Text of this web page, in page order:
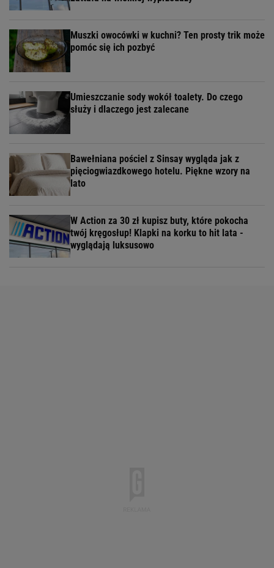
Muszki owocówki w kuchni? Ten prosty trik może
pomóc się ich pozbyć
Umieszczanie sody wokół toalety. Do czego
służy i dlaczego jest zalecane
Bawełniana pościel z Sinsay wygląda jak z
pięciogwiazdkowego hotelu. Piękne wzory na
lato
W Action za 30 zł kupisz buty, które pokocha
twój kręgosłup! Klapki na korku to hit lata -
wyglądają luksusowo